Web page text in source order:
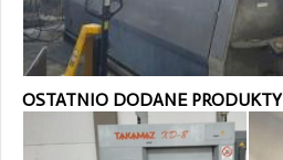
OSTATNIO DODANE PRODUKTY